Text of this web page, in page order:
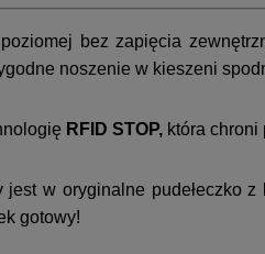
bez zapięcia
noszenie w kieszeni
RFID STOP, która chroni
jest w oryginalne pudełeczko
gotowy!